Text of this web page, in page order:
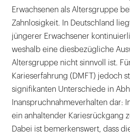
Erwachsenen als Altersgruppe
Zahnlosigkeit. In Deutschland
jüngerer Erwachsener
weshalb eine diesbezügliche
Altersgruppe nicht sinnvoll ist.
Karieserfahrung (DMFT) jedoch
signifikanten Unterschiede in
Inanspruchnahmeverhalten dar:
ein anhaltender Kariesrückgang
Dabei ist bemerkenswert, dass